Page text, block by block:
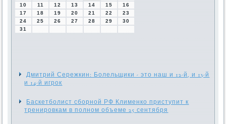
10
11 12 13 14 15
16
17
18 19 20 21 22
23
24
25 26 27 28 29
30
31
Дмитрий Сережкин: Болельщики - это наш и 12-й, и 13-й
и 14-й игрок
Баскетболист сборной РФ Клименко приступит к
тренировкам в полном объеме 25 сентября